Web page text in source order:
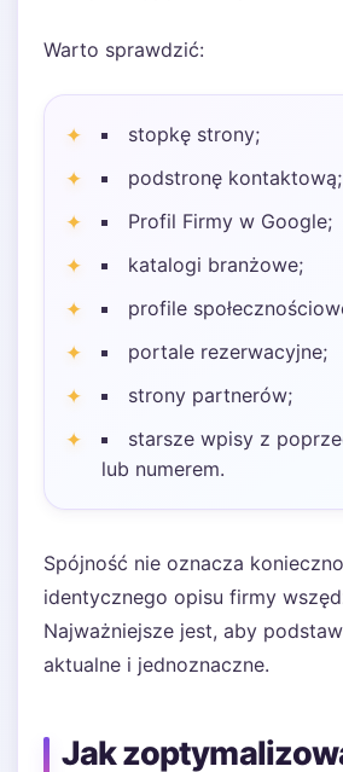
Warto sprawdzić:
stopkę strony;
podstronę kontaktową;
Profil Firmy w Google;
katalogi branżowe;
profile
portale rezerwacyjne;
strony partnerów;
starsze wpisy z
lub numerem.
Spójność nie oznacza
identycznego opisu firmy
Najważniejsze jest, aby
aktualne i jednoznaczne.
Jak